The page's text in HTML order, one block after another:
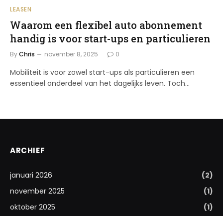
LEASEN
Waarom een flexibel auto abonnement
handig is voor start-ups en particulieren
ByChris november 8, 2025 0
Mobiliteit is voor zowel start-ups als particulieren een
essentieel onderdeel van het dagelijks leven. Toch…
ARCHIEF
januari 2026
(2)
november 2025
(1)
oktober 2025
(1)